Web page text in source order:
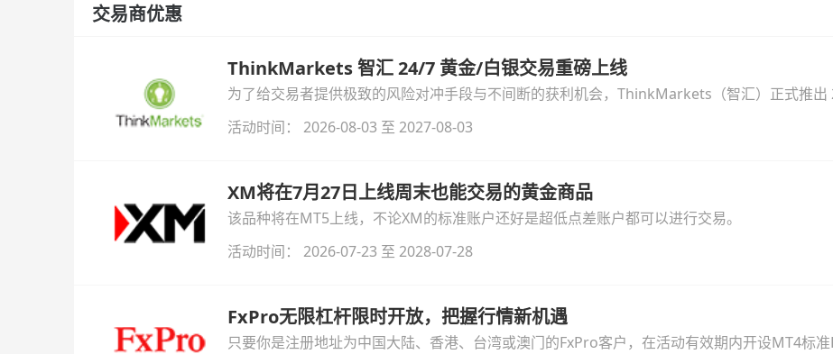
交易商优惠
ThinkMarkets 智汇 24/7 黄金/白银交易重磅上线
为了给交易者提供极致的风险对冲手段与不间断的获利机会，ThinkMarkets（智汇）正式推
与白银交易！本文将为您详细拆解本次升级的核心交易品种、杠杆配置、支持软件及交易细则。
活动时间： 2026-08-03 至 2027-08-03
XM将在7月27日上线周末也能交易的黄金商品
该品种将在MT5上线，不论XM的标准账户还好是超低点差账户都可以进行交易。
活动时间： 2026-07-23 至 2028-07-28
FxPro无限杠杆限时开放，把握行情新机遇
只要你是注册地址为中国大陆、香港、台湾或澳门的FxPro客户，在活动有效期内开设MT4标